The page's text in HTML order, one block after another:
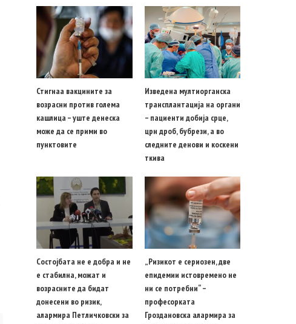
Стигнаа вакцините за
возрасни против голема
кашлица – уште денеска
може да се прими во
пунктовите
Изведена мултиорганска
трансплантација на органи
– пациенти добија срце,
црн дроб, бубрези, а во
следните денови и коскени
ткива
Состојбата не е добра и не
е стабилна, можат и
возрасните да бидат
донесени во ризик,
алармира Петличковски за
„Ризикот е сериозен, две
епидемии истовремено не
ни се потребни“ –
професорката
Гроздановска алармира за